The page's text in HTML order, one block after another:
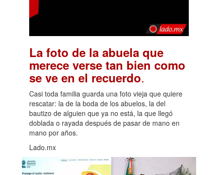
La foto de la abuela que
merece verse tan bien como
se ve en el recuerdo.
Casi toda familia guarda una foto vieja que quiere
rescatar: la de la boda de los abuelos, la del
bautizo de alguien que ya no está, la que llegó
doblada o rayada después de pasar de mano en
mano por años.
Lado.mx